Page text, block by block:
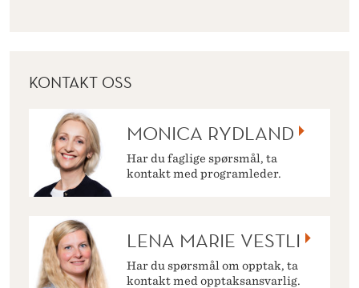
KONTAKT OSS
MONICA RYDLAND
Har du faglige spørsmål, ta
kontakt med programleder.
LENA MARIE VESTLI
Har du spørsmål om opptak, ta
kontakt med opptaksansvarlig.